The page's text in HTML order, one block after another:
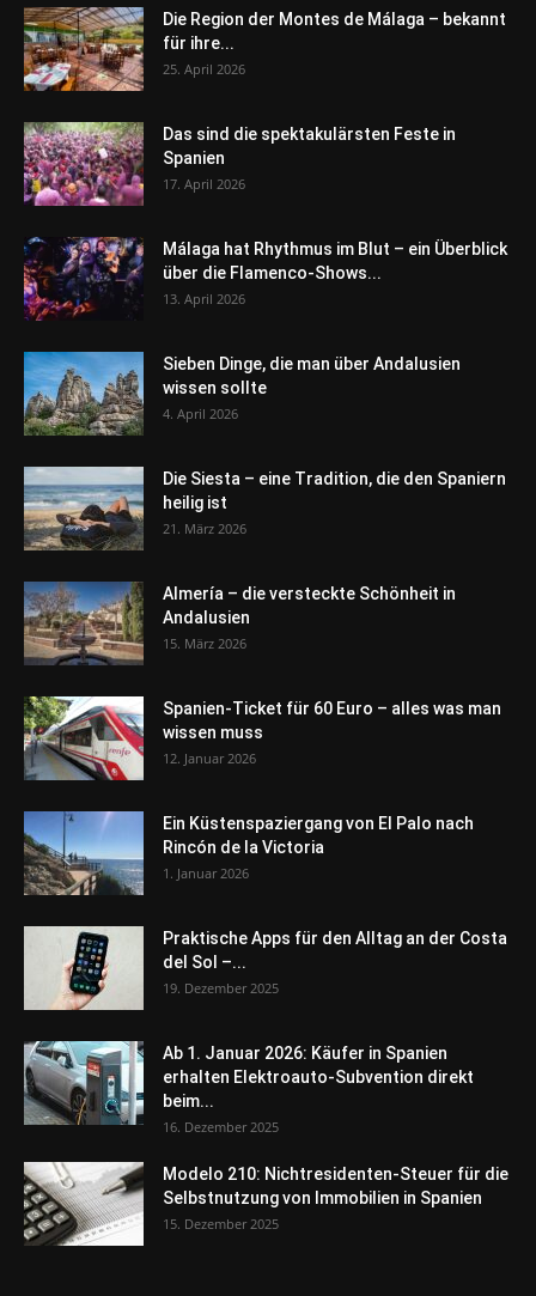
Die Region der Montes de Málaga – bekannt
für ihre...
25. April 2026
Das sind die spektakulärsten Feste in
Spanien
17. April 2026
Málaga hat Rhythmus im Blut – ein Überblick
über die Flamenco-Shows...
13. April 2026
Sieben Dinge, die man über Andalusien
wissen sollte
4. April 2026
Die Siesta – eine Tradition, die den Spaniern
heilig ist
21. März 2026
Almería – die versteckte Schönheit in
Andalusien
15. März 2026
Spanien-Ticket für 60 Euro – alles was man
wissen muss
12. Januar 2026
Ein Küstenspaziergang von El Palo nach
Rincón de la Victoria
1. Januar 2026
Praktische Apps für den Alltag an der Costa
del Sol –...
19. Dezember 2025
Ab 1. Januar 2026: Käufer in Spanien
erhalten Elektroauto-Subvention direkt
beim...
16. Dezember 2025
Modelo 210: Nichtresidenten-Steuer für die
Selbstnutzung von Immobilien in Spanien
15. Dezember 2025